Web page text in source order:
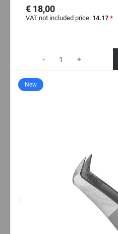
€ 18,00
VAT not included price: 14.17 *
- +
New